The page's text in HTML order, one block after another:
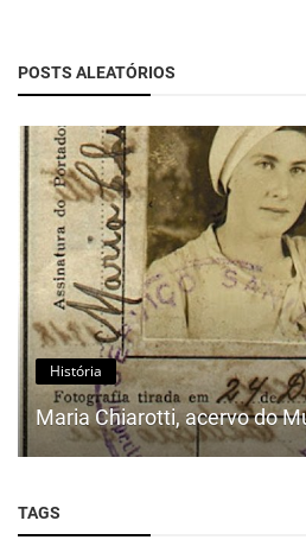
POSTS ALEATÓRIOS
História
Maria Chiarotti, acervo do
TAGS